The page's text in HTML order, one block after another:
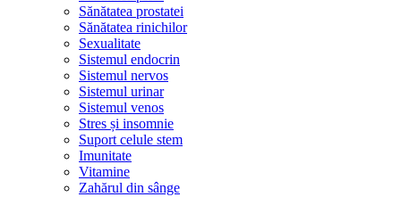
Sănătatea prostatei
Sănătatea rinichilor
Sexualitate
Sistemul endocrin
Sistemul nervos
Sistemul urinar
Sistemul venos
Stres și insomnie
Suport celule stem
Imunitate
Vitamine
Zahărul din sânge